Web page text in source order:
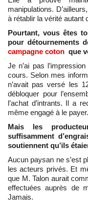
manipulations.
à rétablir la vérité autant
Pourtant, vous êtes
pour détournements
campagne coton que
Je n’ai pas
cours. Selon mes
n’avait pas versé les
débloquer pour
l’achat d’intrants. Il a
même engagé à le payer.
Mais les
suffisamment
soutiennent qu’ils
Aucun paysan ne s’est
les acteurs privés. Et
que M. Talon aurait
effectuées auprès de
Jamais.